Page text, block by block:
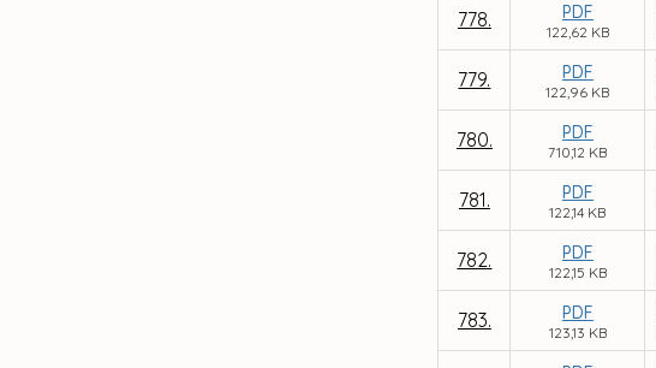
778. PDF
122,62 KB
779. PDF
122,96 KB
780. PDF
710,12 KB
781. PDF
122,14 KB
782. PDF
122,15 KB
783. PDF
123,13 KB